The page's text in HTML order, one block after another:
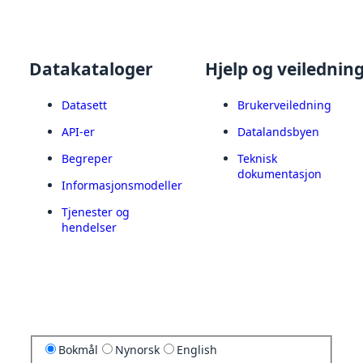
Datakataloger
Datasett
API-er
Begreper
Informasjonsmodeller
Tjenester og
hendelser
Hjelp og
Brukerveiledning
Datalandsbyen
Teknisk
dokumentasjon
Bokmål Nynorsk English